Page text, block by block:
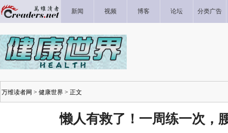
新闻 视频 博客 论坛 分类广告
万维读者网 > 健康世界 > 正文
懒人有救了！一周练一次，